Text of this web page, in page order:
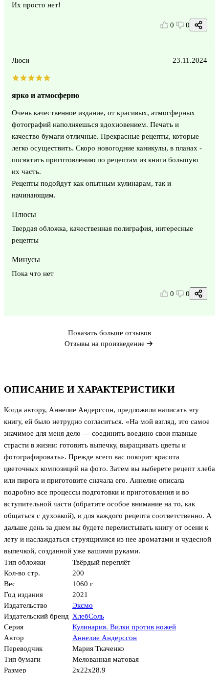
ОПИСАНИЕ И ХАРАКТЕРИСТИКИ
Когда автору, Аннелие Андерссон, предложили написать эту
книгу, ей было нетрудно согласиться. «На мой взгляд, это самое
значимое для меня дело — соединить воедино свои главные
страсти в жизни: готовить выпечку, выращивать цветы и
фотографировать». Прежде всего вас покорит красота
цветочных композиций на фото. Затем вы выберете рецепт хлеба
или пирога и приготовите сначала его. Аннелие описала
подробно все процессы подготовки и приготовления и во
вступительной части (обратите особое внимание на то, как
общаться с духовкой), и для каждого рецепта соответственно. А
дальше день за днем вы будете перелистывать книгу от осени к
лету и наслаждаться струящимися из нее ароматами и чудесной
выпечкой, созданной уже вашими руками.
Тип обложки
Твёрдый переплёт
Кол-во стр.
200
Вес
1060 г
Год издания
2021
Издательство
Эксмо
Издательский бренд ХлебСоль
Серия
Кулинария. Вилки против ножей
Автор
Аннелие Андерссон
Переводчик
Мария Ткаченко
Тип бумаги
Мелованная матовая
Размер
2x22x28.9
Их просто нет!
0 0
Люси 23.11.2024
ярко и атмосферно
Очень качественное издание, от красивых, атмосферных
фотографий наполняешься вдохновением. Печать и
качество бумаги отличные. Прекрасные рецепты, которые
легко осуществить. Скоро новогодние каникулы, в планах -
посвятить приготовлению по рецептам из книги большую
их часть.
Рецепты подойдут как опытным кулинарам, так и
начинающим.
Плюсы
Твердая обложка, качественная полиграфия, интересные
рецепты
Минусы
Пока что нет
0 0
Показать больше отзывов
Отзывы на произведение